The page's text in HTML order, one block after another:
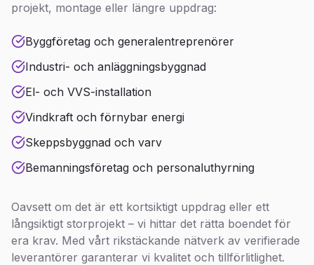
projekt, montage eller längre uppdrag:
Byggföretag och generalentreprenörer
Industri- och anläggningsbyggnad
El- och VVS-installation
Vindkraft och förnybar energi
Skeppsbyggnad och varv
Bemanningsföretag och personaluthyrning
Oavsett om det är ett kortsiktigt uppdrag eller ett
långsiktigt storprojekt – vi hittar det rätta boendet för
era krav. Med vårt rikstäckande nätverk av verifierade
leverantörer garanterar vi kvalitet och tillförlitlighet.